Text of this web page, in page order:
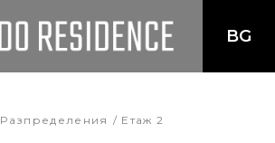
BG
Разпределения Етаж 2